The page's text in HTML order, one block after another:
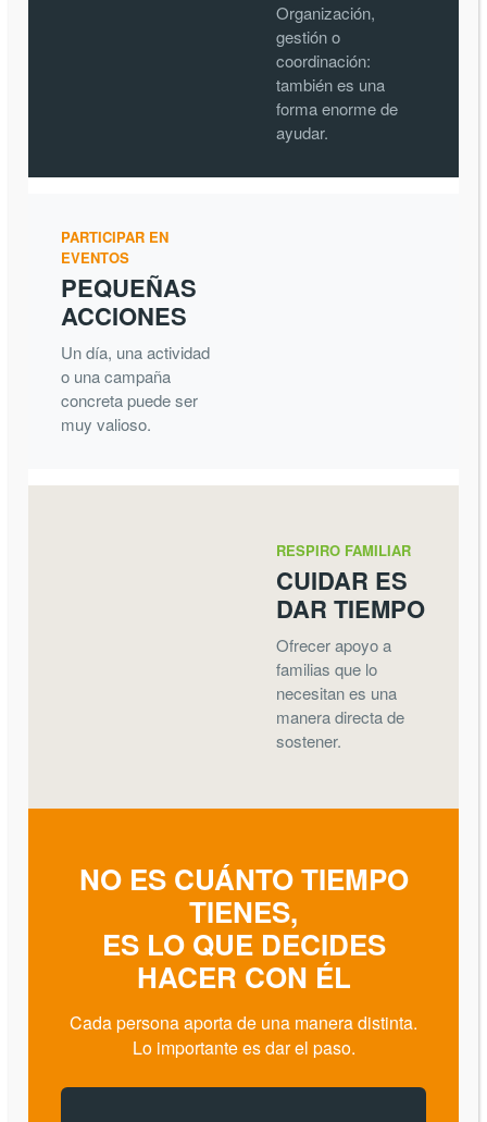
Organización,
gestión o
coordinación:
también es una
forma enorme de
ayudar.
PARTICIPAR EN
EVENTOS
PEQUEÑAS
ACCIONES
Un día, una actividad
o una campaña
concreta puede ser
muy valioso.
RESPIRO FAMILIAR
CUIDAR ES
DAR TIEMPO
Ofrecer apoyo a
familias que lo
necesitan es una
manera directa de
sostener.
NO ES CUÁNTO TIEMPO
TIENES,
ES LO QUE DECIDES
HACER CON ÉL
Cada persona aporta de una manera distinta.
Lo importante es dar el paso.